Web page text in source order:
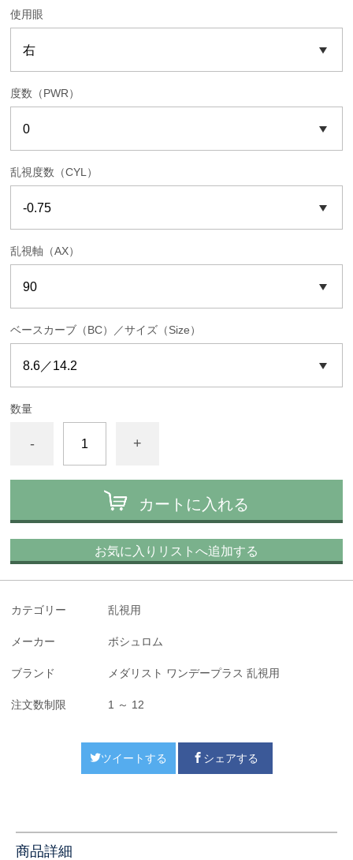
使用眼
度数（PWR）
乱視度数（CYL）
乱視軸（AX）
ベースカーブ（BC）／サイズ（Size）
数量
- +
カートに入れる
お気に入りリストへ追加する
カテゴリー 乱視用
メーカー ボシュロム
ブランド メダリスト ワンデープラス 乱視用
注文数制限 1 ～ 12
ツイートする シェアする
商品詳細